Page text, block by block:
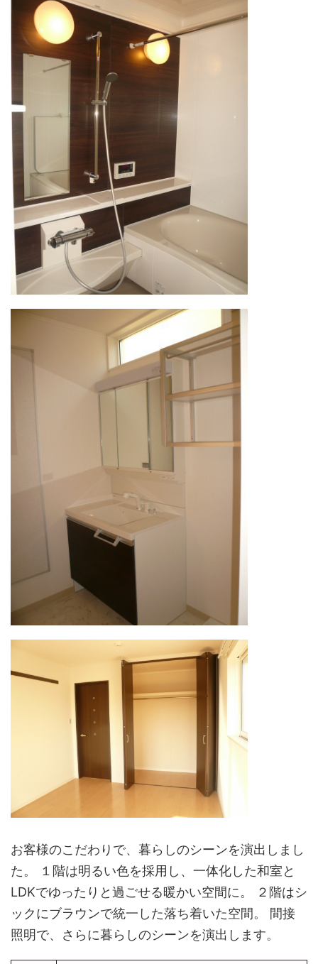
お客様のこだわりで、暮らしのシーンを演出しまし
た。 １階は明るい色を採用し、一体化した和室と
LDKでゆったりと過ごせる暖かい空間に。 ２階はシ
ックにブラウンで統一した落ち着いた空間。 間接
照明で、さらに暮らしのシーンを演出します。